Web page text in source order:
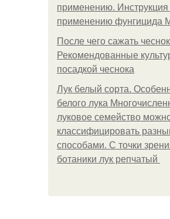
применению. Инструкция
применению фунгицида
После чего сажать
Рекомендованные
посадкой чеснока
Лук белый сорта.
белого лука
луковое семейство
классифицировать
способами. С точки
ботаники лук репчатый